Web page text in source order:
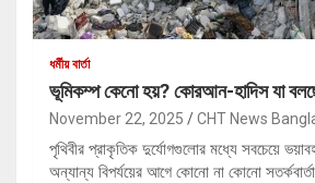
ধর্মীয় বার্তা
ভূমিকম্প কেনো হয়? কোরআন-হাদিস যা
November 22, 2025 CHT News
পৃথিবীর প্রাকৃতিক দুর্যোগগুলোর মধ্যে সবচেয়ে
অন্যান্য বিপর্যয়ের আগে কোনো না কোনো